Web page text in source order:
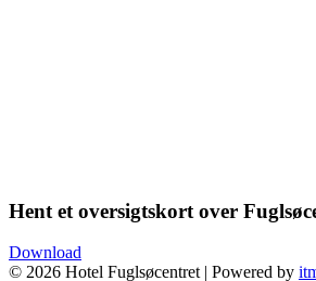
Hent et oversigtskort over
Download
© 2026 Hotel Fuglsøcentret | Powered by